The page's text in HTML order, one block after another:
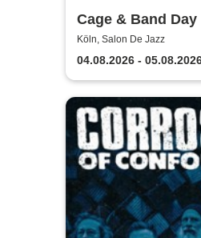
Cage & Band Day
Jazz
Köln, Salon De Jazz
04.08.2026 -